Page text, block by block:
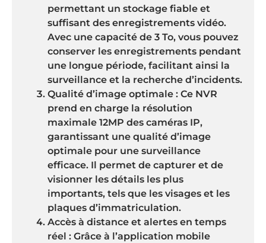
permettant un stockage fiable et
suffisant des enregistrements vidéo.
Avec une capacité de 3 To, vous pouvez
conserver les enregistrements pendant
une longue période, facilitant ainsi la
surveillance et la recherche d’incidents.
Qualité d’image optimale : Ce NVR
prend en charge la résolution
maximale 12MP des caméras IP,
garantissant une qualité d’image
optimale pour une surveillance
efficace. Il permet de capturer et de
visionner les détails les plus
importants, tels que les visages et les
plaques d’immatriculation.
Accès à distance et alertes en temps
réel : Grâce à l’application mobile